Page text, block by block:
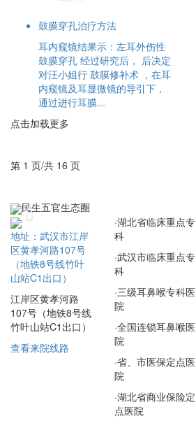
鼓膜穿孔治疗方法
耳内窥镜结果示：左耳外伤性
鼓膜穿孔 经过研究后， 后决定
对汪小姐行 鼓膜修补术 ，在耳
内窥镜及耳显微镜的导引下，
通过进行耳膜...
点击加载更多
第 1 页/共 16 页
民生五官生态圈
Previous
地址：武汉市江岸
区黄孝河路107号
（地铁8号线竹叶
山站C1出口）
江岸区黄孝河路
107号（地铁8号线
竹叶山站C1出口）
查看来院线路
·湖北省临床重点专
科
·武汉市临床重点专
科
·三级耳鼻喉专科医
院
·全国连锁耳鼻喉医
院
·省、市医保定点医
院
·湖北省商业保险定
点医院